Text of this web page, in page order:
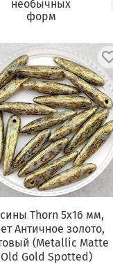
необычных
форм
Thorn 5x16 мм,
Античное золото,
(Metallic Matte
Old Gold Spotted)